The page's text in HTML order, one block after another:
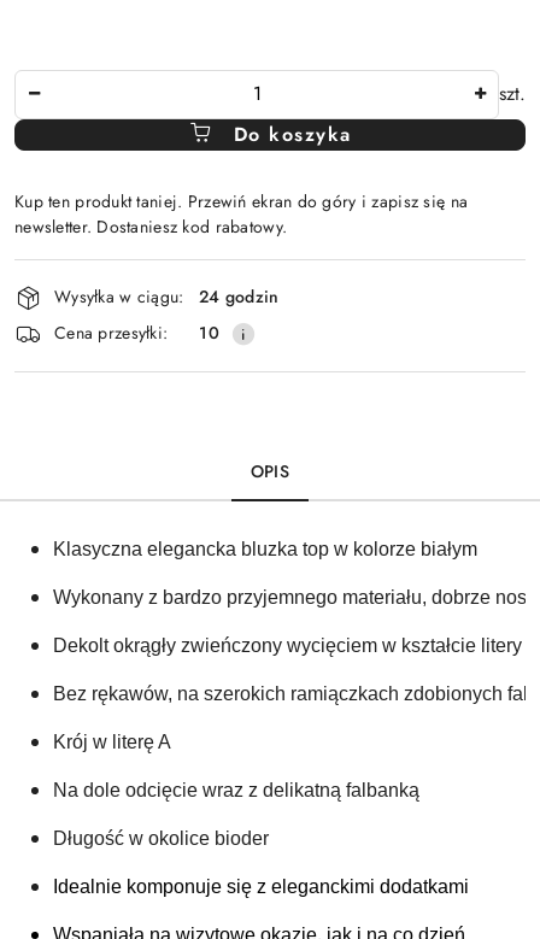
szt.
Do koszyka
Kup ten produkt taniej. Przewiń ekran do góry i zapisz się na
newsletter. Dostaniesz kod rabatowy.
Dostępność
i
dostawa
Wysyłka w ciągu:
24 godzin
Cena przesyłki:
10
OPIS
Klasyczna elegancka bluzka top w kolorze białym
Wykonany z bardzo przyjemnego materiału, dobrze
Dekolt okrągły zwieńczony wycięciem w kształcie litery
Bez rękawów, na szerokich ramiączkach zdobionych
Krój w literę A
Na dole odcięcie wraz z delikatną falbanką
Długość w okolice bioder
Idealnie komponuje się z eleganckimi dodatkami
Wspaniała na wizytowe okazje, jak i na co dzień